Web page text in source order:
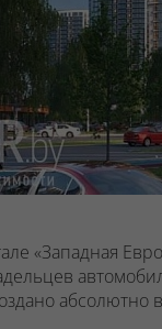
«Западная
абсолютно